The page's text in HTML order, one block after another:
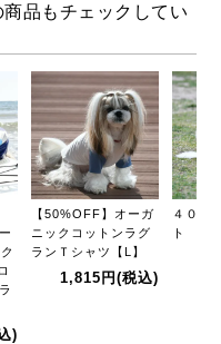
品もチェックしてい
)
【50%OFF】オーガ
ニックコットンラグ
ランＴシャツ【L】
1,815円(税込)
４０３
ト エ